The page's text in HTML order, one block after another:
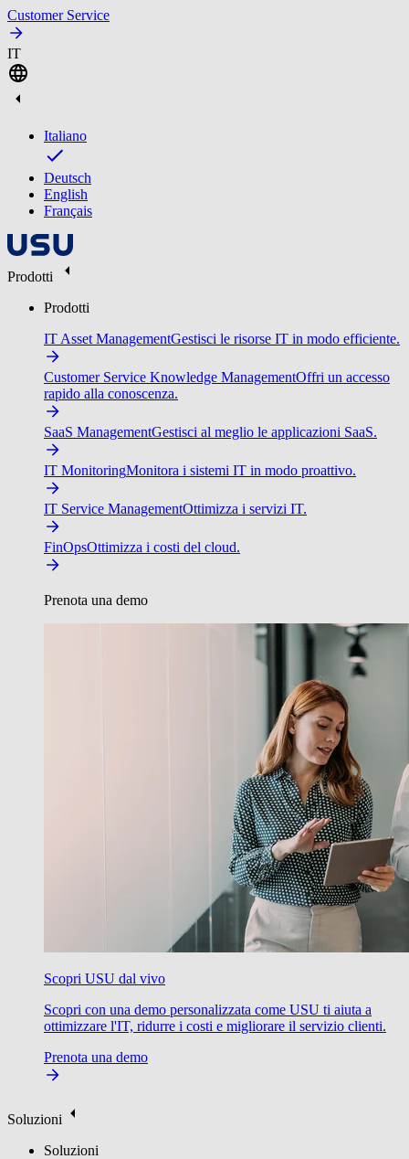
Customer Service
IT
Italiano
Deutsch
English
Français
Prodotti
Prodotti
IT Asset ManagementGestisci le risorse IT in modo efficiente.
Customer Service Knowledge ManagementOffri un accesso
rapido alla conoscenza.
SaaS ManagementGestisci al meglio le applicazioni SaaS.
IT MonitoringMonitora i sistemi IT in modo proattivo.
IT Service ManagementOttimizza i servizi IT.
FinOpsOttimizza i costi del cloud.
Prenota una demo
Scopri USU dal vivo
Scopri con una demo personalizzata come USU ti aiuta a
ottimizzare l'IT, ridurre i costi e migliorare il servizio clienti.
Prenota una demo
Soluzioni
Soluzioni